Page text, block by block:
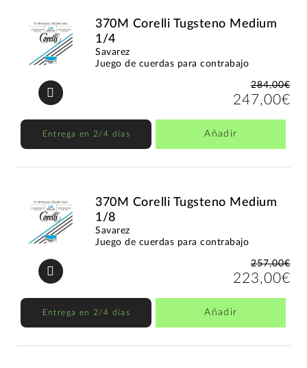
370M Corelli Tugsteno Medium
1/4
Savarez
Juego de cuerdas para contrabajo
284,00€
247,00€
Entrega en 2/4 días Añadir
370M Corelli Tugsteno Medium
1/8
Savarez
Juego de cuerdas para contrabajo
257,00€
223,00€
Entrega en 2/4 días Añadir